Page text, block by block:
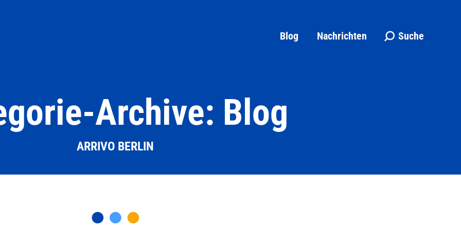
Blog Nachrichten Search:Suche
Archive: Blog
ARRIVO BERLIN